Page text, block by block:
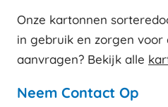
Onze kartonnen
in gebruik en zorgen
aanvragen? Bekijk alle
Neem Contact Op